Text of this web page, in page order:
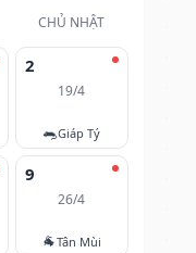
CHỦ NHẬT
2
19/4
🐀Giáp Tý
9
26/4
🐐Tân Mùi